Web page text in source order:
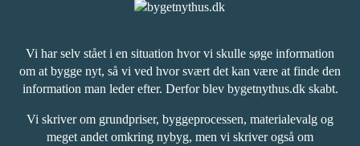
Vi har selv stået i en situation hvor vi skulle søge information
om at bygge nyt, så vi ved hvor svært det kan være at finde den
information man leder efter. Derfor blev bygetnythus.dk skabt.
Vi skriver om grundpriser, byggeprocessen, materialevalg og
meget andet omkring nybyg, men vi skriver også om